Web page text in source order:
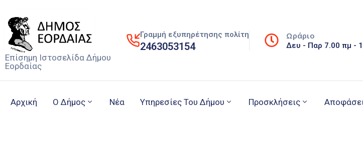
Επίσημη Ιστοσελίδα Δήμου
Εορδαίας
Γραμμή εξυπηρέτησης πολίτη
2463053154
Ωράριο
Δευ - Παρ 7.00 πμ -
Αρχική Ο Δήμος Νέα Υπηρεσίες Του Δήμου Προσκλήσεις